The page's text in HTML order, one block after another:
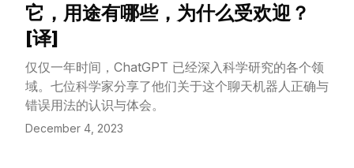
它，用途有哪些，为什么受欢迎？
[译]
仅仅一年时间，ChatGPT 已经深入科学研究的各个领
域。七位科学家分享了他们关于这个聊天机器人正确与
错误用法的认识与体会。
December 4, 2023